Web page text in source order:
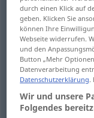
außerhalb fuera
auswärts fuera
heraus fuera
raus FAM fuera
durch einen Klick auf
geben. Klicken Sie
können Ihre
Webseite widerrufen.
und den
Button „Mehr
Datenverarbeitung
Datenschutzerklärung.
Wir und unsere
Folgendes